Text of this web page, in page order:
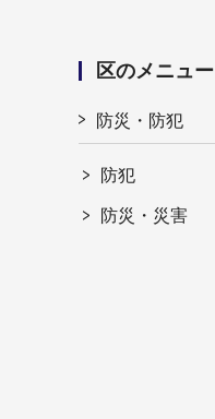
区のメニュー
防災・防犯
防犯
防災・災害